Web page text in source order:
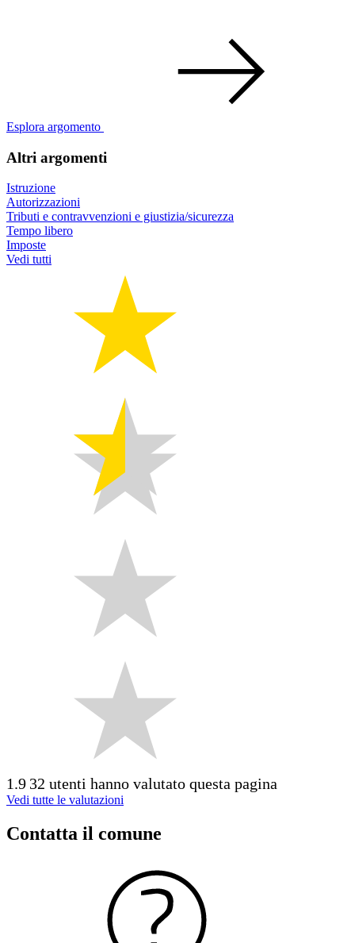
Esplora argomento
Altri argomenti
Istruzione
Autorizzazioni
Tributi e contravvenzioni e giustizia/sicurezza
Tempo libero
Imposte
Vedi tutti
1.9 32 utenti hanno valutato questa pagina
Vedi tutte le valutazioni
Contatta il comune